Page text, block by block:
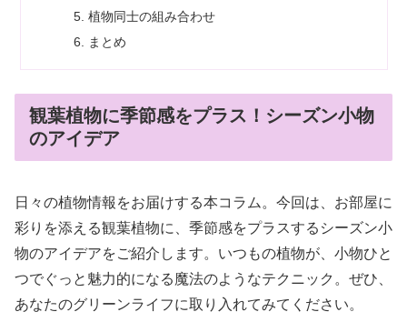
植物同士の組み合わせ
まとめ
観葉植物に季節感をプラス！シーズン小物
のアイデア
日々の植物情報をお届けする本コラム。今回は、お部屋に
彩りを添える観葉植物に、季節感をプラスするシーズン小
物のアイデアをご紹介します。いつもの植物が、小物ひと
つでぐっと魅力的になる魔法のようなテクニック。ぜひ、
あなたのグリーンライフに取り入れてみてください。